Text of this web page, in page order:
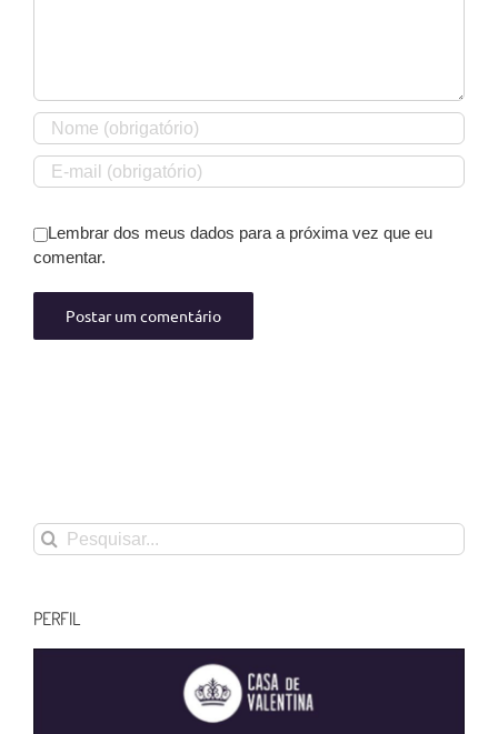
Lembrar dos meus dados para a próxima vez que eu
comentar.
Buscar
resultados
PERFIL